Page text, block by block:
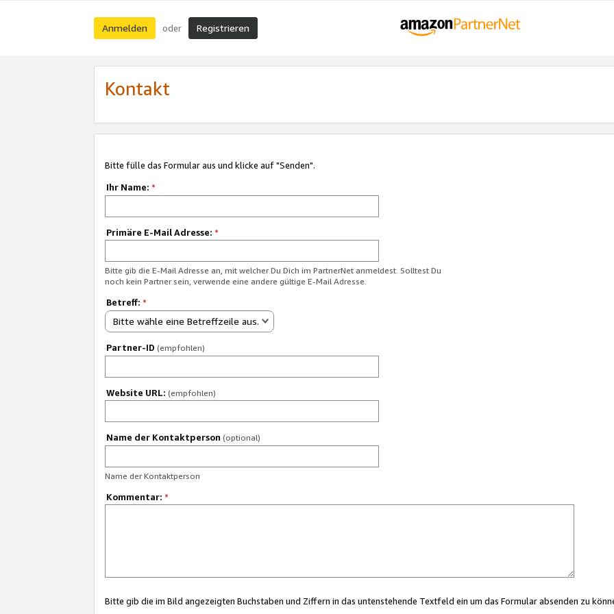
Anmelden oder Registrieren
Kontakt
Bitte fülle das Formular aus und klicke auf "Senden".
Ihr Name: *
Primäre E-Mail Adresse: *
Bitte gib die E-Mail Adresse an, mit welcher Du Dich im PartnerNet anmeldest. Solltest Du
noch kein Partner sein, verwende eine andere gültige E-Mail Adresse.
Betreff: *
Bitte wähle eine Betreffzeile aus.
Partner-ID (empfohlen)
Website URL: (empfohlen)
Name der Kontaktperson (optional)
Name der Kontaktperson
Kommentar: *
Bitte gib die im Bild angezeigten Buchstaben und Ziffern in das untenstehende Textfeld ein um das Formular absenden zu